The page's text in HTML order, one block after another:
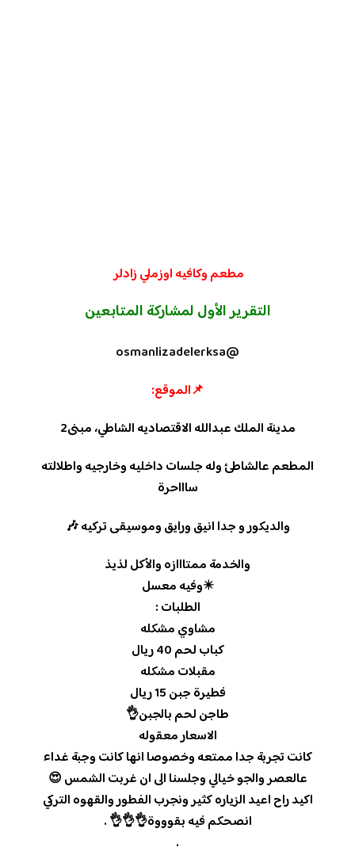
مطعم وكافيه اوزملي زادلر
التقرير الأول لمشاركة المتابعين
@osmanlizadelerksa
📌الموقع:
مدينة الملك عبدالله الاقتصاديه الشاطي، مبنى2
المطعم عالشاطئ وله جلسات داخليه وخارجيه واطلالته
ساااحرة
والديكور و جدا انيق ورايق وموسيقى تركيه 🎶
والخدمة ممتااازه والأكل لذيذ
✴️وفيه معسل
الطلبات :
مشاوي مشكله
كباب لحم 40 ريال
مقبلات مشكله
فطيرة جبن 15 ريال
طاجن لحم بالجبن👌
الاسعار معقوله
كانت تجربة جدا ممتعه وخصوصا انها كانت وجبة غداء
عالعصر والجو خيالي وجلسنا الى ان غربت الشمس 😍
اكيد راح اعيد الزياره كثير ونجرب الفطور والقهوه التركي
انصحكم فيه بقوووة👌👌👌 .
.